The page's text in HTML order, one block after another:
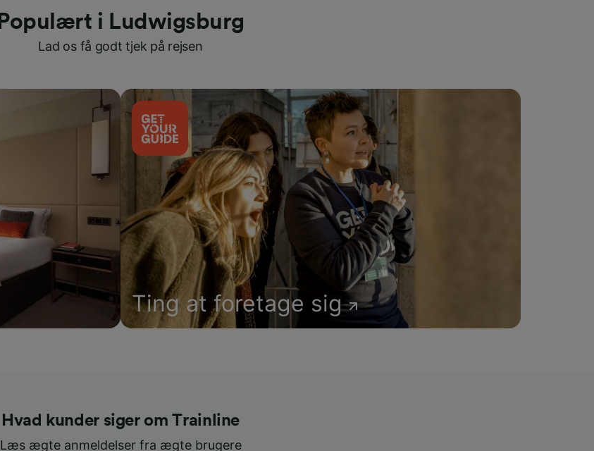
Populært i Ludwigsburg
Lad os få godt tjek på rejsen
Ting at foretage sig
Hvad kunder siger om Trainline
Læs ægte anmeldelser fra ægte brugere